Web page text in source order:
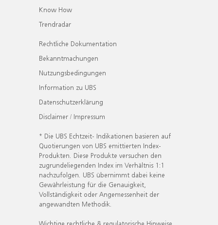
Know How
Trendradar
Rechtliche Dokumentation
Bekanntmachungen
Nutzungsbedingungen
Information zu UBS
Datenschutzerklärung
Disclaimer / Impressum
* Die UBS Echtzeit- Indikationen basieren auf
Quotierungen von UBS emittierten Index-
Produkten. Diese Produkte versuchen den
zugrundeliegenden Index im Verhältnis 1:1
nachzufolgen. UBS übernimmt dabei keine
Gewährleistung für die Genauigkeit,
Vollständigkeit oder Angemessenheit der
angewandten Methodik.